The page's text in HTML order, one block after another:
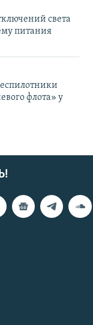
света
питания
флота» у